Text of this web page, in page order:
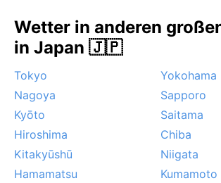
Wetter in anderen
in Japan 🇯🇵
Tokyo
Yokohama
Nagoya
Sapporo
Kyōto
Saitama
Hiroshima
Chiba
Kitakyūshū
Niigata
Hamamatsu
Kumamoto